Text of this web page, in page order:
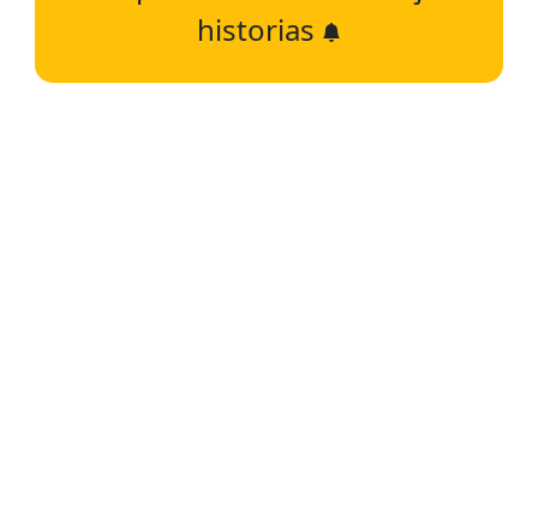
historias